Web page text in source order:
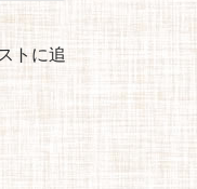
トに追